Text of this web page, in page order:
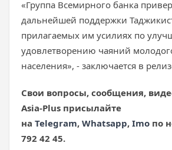
«Группа Всемирного банка
дальнейшей поддержки
прилагаемых им усилиях по
удовлетворению чаяний
населения», - заключается в
Свои вопросы, сообщения,
Asia-Plus присылайте
на Telegram, Whatsapp, Imo по
792 42 45.